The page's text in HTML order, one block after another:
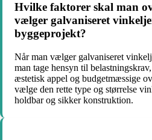
Hvilke faktorer skal man
vælger galvaniseret
byggeprojekt?
Når man vælger galvaniseret
man tage hensyn til
æstetisk appel og budgetmæssige
vælge den rette type og størrelse
holdbar og sikker konstruktion.